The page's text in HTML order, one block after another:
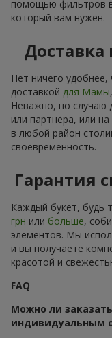
помощью фильтров
который вам нужен.
Нет ничего
доставкой для Мамы,
Неважно, по случаю
или партнёра, или на
в любой район
своевременность.
Гарантия
Каждый букет, будь
грн или больше,
элементов. Мы
и вы получаете
красотой и
FAQ
Можно ли
индивидуальным